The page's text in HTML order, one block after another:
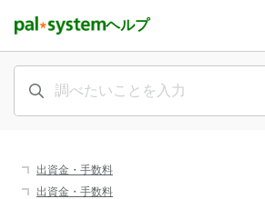
ヘルプ
出資金・手数料
出資金・手数料